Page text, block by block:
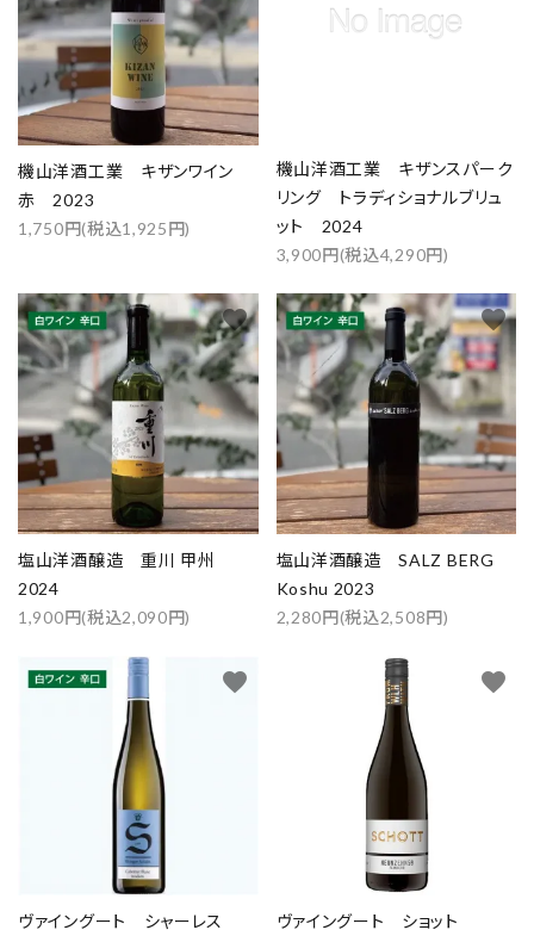
機山洋酒工業 キザンワイン
赤 2023
1,750円(税込1,925円)
機山洋酒工業 キザンスパーク
リング トラディショナルブリュ
ット 2024
3,900円(税込4,290円)
塩山洋酒醸造 重川 甲州
2024
1,900円(税込2,090円)
favorite
塩山洋酒醸造 SALZ BERG
Koshu 2023
2,280円(税込2,508円)
favorite
ヴァイングート シャーレス
favorite
ヴァイングート ショット
favorite
キーワード
カテゴリー
close